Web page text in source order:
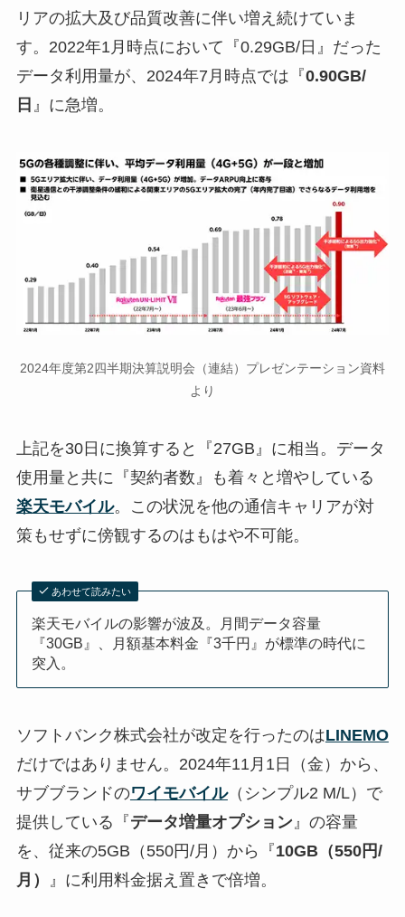
リアの拡大及び品質改善に伴い増え続けていま
す。2022年1月時点において『0.29GB/日』だった
データ利用量が、2024年7月時点では『0.90GB/
日 』に急増。
2024年度第2四半期決算説明会（連結）プレゼンテーション資料
より
上記を30日に換算すると『27GB』に相当。データ
使用量と共に『契約者数』も着々と増やしている
楽天モバイル。この状況を他の通信キャリアが対
策もせずに傍観するのはもはや不可能。
あわせて読みたい
楽天モバイルの影響が波及。月間データ容量
『30GB』、月額基本料金『3千円』が標準の時代に
突入。
ソフトバンク株式会社が改定を行ったのはLINEMO
だけではありません。2024年11月1日（金）から、
サブブランドのワイモバイル（シンプル2 M/L）で
提供している『データ増量オプション』の容量
を、従来の5GB（550円/月）から『10GB（550円/
月）
』に利用料金据え置きで倍増。